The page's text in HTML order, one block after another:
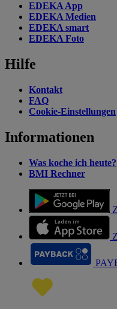
EDEKA App
EDEKA Medien
EDEKA smart
EDEKA Foto
Hilfe
Kontakt
FAQ
Cookie-Einstellungen
Informationen
Was koche ich heute?
BMI Rechner